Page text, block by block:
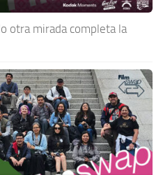
otra mirada completa la